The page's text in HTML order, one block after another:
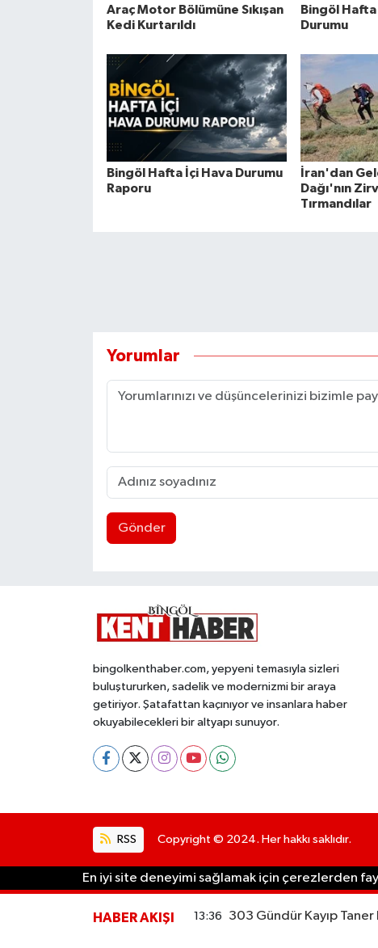
Araç Motor Bölümüne Sıkışan
Kedi Kurtarıldı
Bingöl Hafta
Durumu
Bingöl Hafta İçi Hava Durumu
Raporu
İran'dan
Dağı'nın
Tırmandılar
Yorumlar
Gönder
bingolkenthaber.com, yepyeni temasıyla sizleri
buluştururken, sadelik ve modernizmi bir araya
getiriyor. Şatafattan kaçınıyor ve insanlara haber
okuyabilecekleri bir altyapı sunuyor.
RSS Copyright © 2024. Her hakkı saklıdır.
En iyi site deneyimi sağlamak için çerezlerden
HABER AKIŞI 13:36 303 Gündür Kayıp